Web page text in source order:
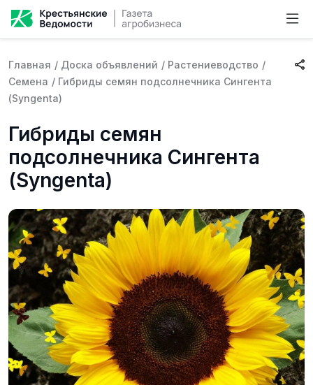
Главная / Доска объявлений / Растениеводство /
Семена / Гибриды семян подсолнечника Сингента
(Syngenta)
Гибриды семян
подсолнечника Сингента
(Syngenta)